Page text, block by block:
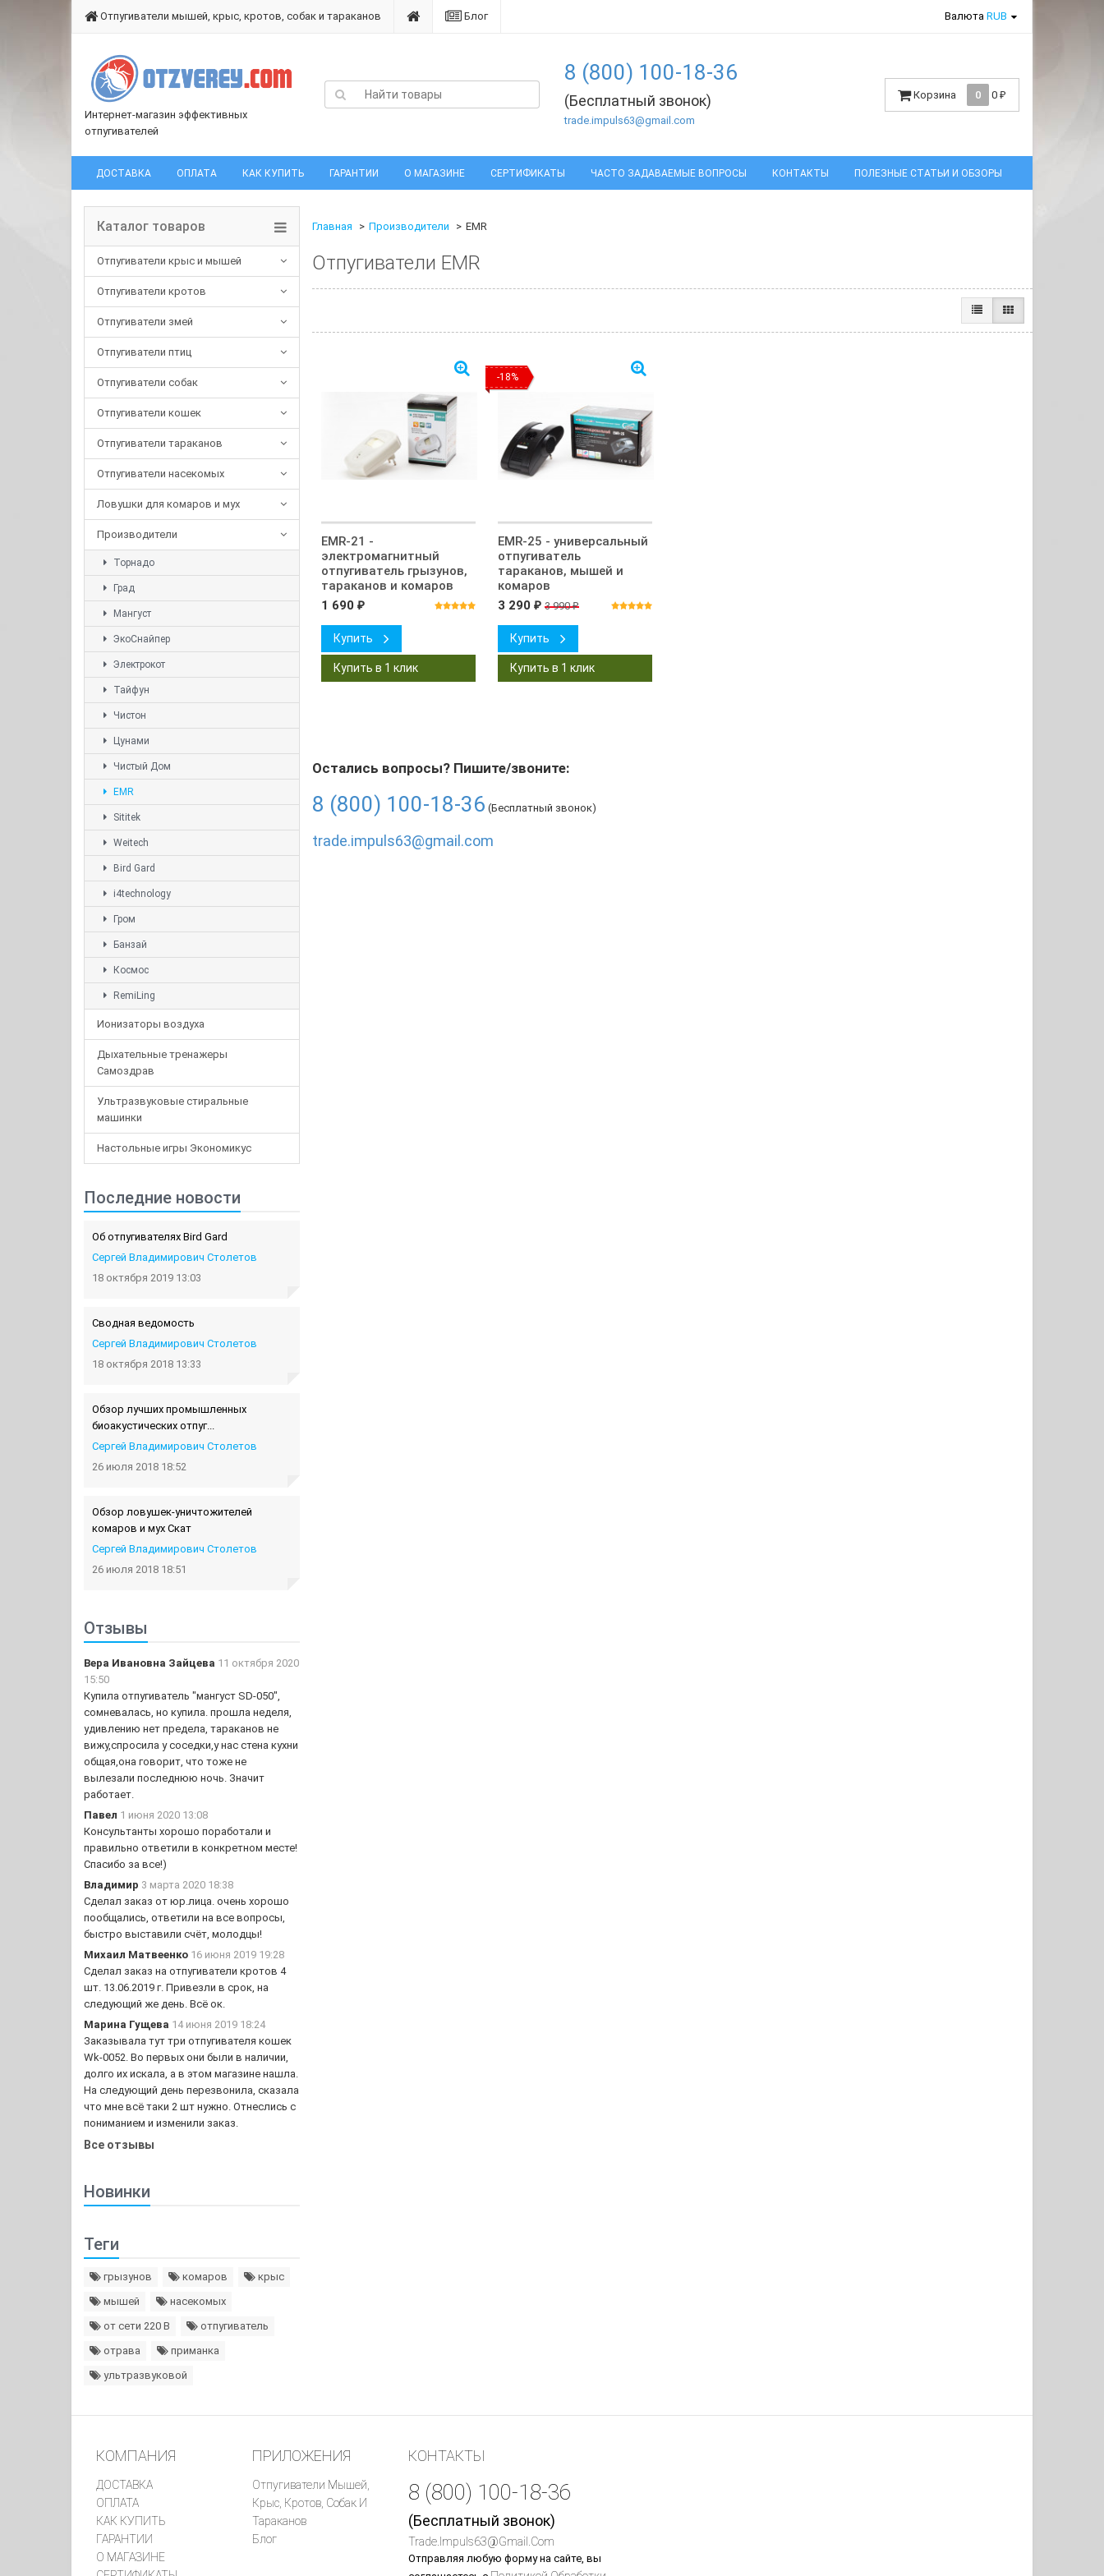
Отпугиватели мышей, крыс, кротов, собак и тараканов Блог Валюта RUB
Интернет-магазин эффективных
отпугивателей
8 (800) 100-18-36
(Бесплатный звонок)
trade.impuls63@gmail.com
Корзина 0 0 ₽
ДОСТАВКА ОПЛАТА КАК КУПИТЬ ГАРАНТИИ О МАГАЗИНЕ СЕРТИФИКАТЫ ЧАСТО ЗАДАВАЕМЫЕ ВОПРОСЫ КОНТАКТЫ ПОЛЕЗНЫЕ СТАТЬИ И ОБЗОРЫ
Каталог товаров
Отпугиватели крыс и мышей
Отпугиватели кротов
Отпугиватели змей
Отпугиватели птиц
Отпугиватели собак
Отпугиватели кошек
Отпугиватели тараканов
Отпугиватели насекомых
Ловушки для комаров и мух
Производители
Торнадо
Град
Мангуст
ЭкоСнайпер
Электрокот
Тайфун
Чистон
Цунами
Чистый Дом
EMR
Sititek
Weitech
Bird Gard
i4technology
Гром
Банзай
Космос
RemiLing
Ионизаторы воздуха
Дыхательные тренажеры
Самоздрав
Ультразвуковые стиральные
машинки
Настольные игры Экономикус
Последние новости
Об отпугивателях Bird Gard
Сергей Владимирович Столетов
18 октября 2019 13:03
Сводная ведомость
Сергей Владимирович Столетов
18 октября 2018 13:33
Обзор лучших промышленных
биоакустических отпуг...
Сергей Владимирович Столетов
26 июля 2018 18:52
Обзор ловушек-уничтожителей
комаров и мух Скат
Сергей Владимирович Столетов
26 июля 2018 18:51
Отзывы
Вера Ивановна Зайцева 11 октября 2020
15:50
Купила отпугиватель "мангуст SD-050",
сомневалась, но купила. прошла неделя,
удивлению нет предела, тараканов не
вижу,спросила у соседки,у нас стена кухни
общая,она говорит, что тоже не
вылезали последнюю ночь. Значит
работает.
Павел 1 июня 2020 13:08
Консультанты хорошо поработали и
правильно ответили в конкретном месте!
Спасибо за все!)
Владимир 3 марта 2020 18:38
Сделал заказ от юр.лица. очень хорошо
пообщались, ответили на все вопросы,
быстро выставили счёт, молодцы!
Михаил Матвеенко 16 июня 2019 19:28
Сделал заказ на отпугиватели кротов 4
шт. 13.06.2019 г. Привезли в срок, на
следующий же день. Всё ок.
Марина Гущева 14 июня 2019 18:24
Заказывала тут три отпугивателя кошек
Wk-0052. Во первых они были в наличии,
долго их искала, а в этом магазине нашла.
На следующий день перезвонила, сказала
что мне всё таки 2 шт нужно. Отнеслись с
пониманием и изменили заказ.
Все отзывы
Новинки
Теги
грызунов комаров
крыс
мышей
насекомых
от сети 220 В
отпугиватель
отрава
приманка
ультразвуковой
Главная Производители EMR
Отпугиватели EMR
EMR-21 -
электромагнитный
отпугиватель грызунов,
тараканов и комаров
1 690 ₽
Купить
-18%
EMR-25 - универсальный
отпугиватель
тараканов, мышей и
комаров
3 290 ₽ 3 990₽
Купить
Остались вопросы? Пишите/звоните:
8 (800) 100-18-36 (Бесплатный звонок)
trade.impuls63@gmail.com
КОМПАНИЯ
ДОСТАВКА
ОПЛАТА
КАК КУПИТЬ
ГАРАНТИИ
О МАГАЗИНЕ
ПРИЛОЖЕНИЯ
Отпугиватели Мышей,
Крыс, Кротов, Собак И
Тараканов
Блог
КОНТАКТЫ
8 (800) 100-18-36
(Бесплатный звонок)
Trade.impuls63@gmail.com
Отправляя любую форму на сайте, вы